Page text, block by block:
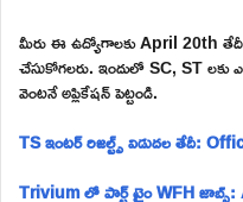
మీరు ఈ ఉద్యోగాలకు April 20th
చేసుకోగలరు. ఇందులో SC, ST లకు
వెంటనే అప్లికేషన్ పెట్టండి.
TS ఇంటర్ రిజల్ట్స్ విడుదల తేదీ:
Trivium లో పార్ట్ టైం WFH